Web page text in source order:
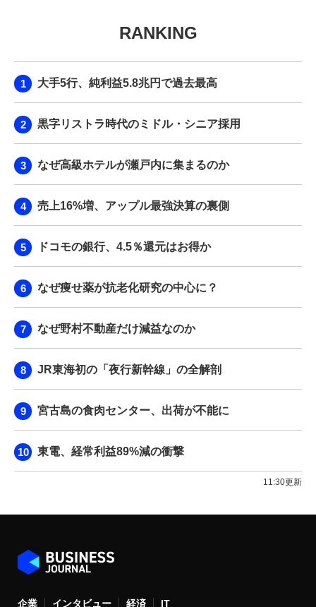
RANKING
大手5行、純利益5.8兆円で過去最高
黒字リストラ時代のミドル・シニア採用
なぜ高級ホテルが瀬戸内に集まるのか
売上16%増、アップル最強決算の裏側
ドコモの銀行、4.5％還元はお得か
なぜ痩せ薬が抗老化研究の中心に？
なぜ野村不動産だけ減益なのか
JR東海初の「夜行新幹線」の全解剖
宮古島の食肉センター、出荷が不能に
東電、経常利益89%減の衝撃
11:30更新
企業 インタビュー 経済 IT